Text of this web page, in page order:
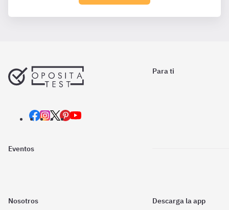
Para ti
Eventos
Nosotros Descarga la app